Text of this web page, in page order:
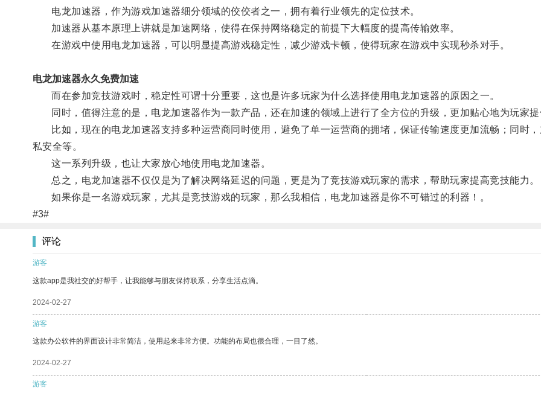
电龙加速器，作为游戏加速器细分领域的佼佼者之一，拥有着行业领先的定位技术。
加速器从基本原理上讲就是加速网络，使得在保持网络稳定的前提下大幅度的提高传输效率。
在游戏中使用电龙加速器，可以明显提高游戏稳定性，减少游戏卡顿，使得玩家在游戏中实现秒杀对手。
电龙加速器永久免费加速
而在参加竞技游戏时，稳定性可谓十分重要，这也是许多玩家为什么选择使用电龙加速器的原因之一。
同时，值得注意的是，电龙加速器作为一款产品，还在加速的领域上进行了全方位的升级，更加贴心地为玩家提
比如，现在的电龙加速器支持多种运营商同时使用，避免了单一运营商的拥堵，保证传输速度更加流畅；同时
私安全等。
这一系列升级，也让大家放心地使用电龙加速器。
总之，电龙加速器不仅仅是为了解决网络延迟的问题，更是为了竞技游戏玩家的需求，帮助玩家提高竞技能力。
如果你是一名游戏玩家，尤其是竞技游戏的玩家，那么我相信，电龙加速器是你不可错过的利器！。
#3#
评论
游客
这款app是我社交的好帮手，让我能够与朋友保持联系，分享生活点滴。
2024-02-27
游客
这款办公软件的界面设计非常简洁，使用起来非常方便。功能的布局也很合理，一目了然。
2024-02-27
游客